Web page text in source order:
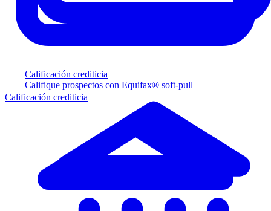
Calificación crediticia
Califique prospectos con Equifax® soft-pull
Calificación crediticia